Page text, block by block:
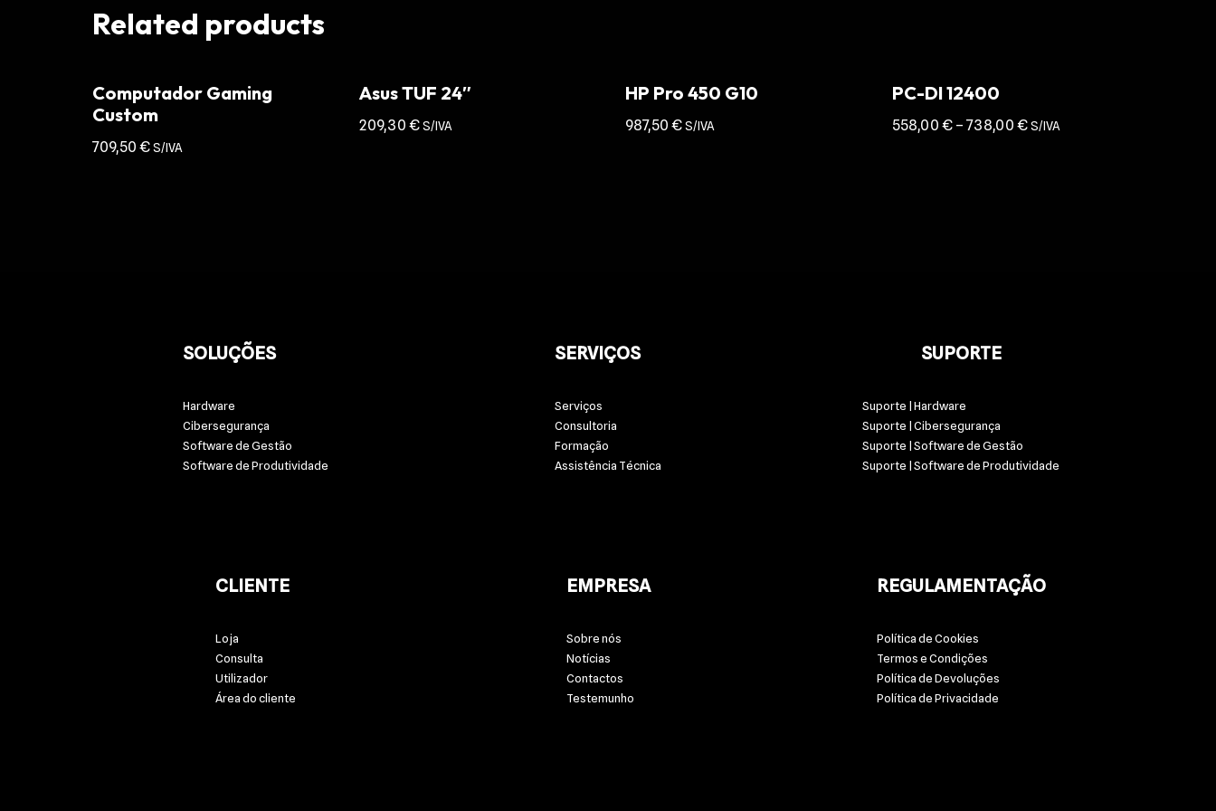
Related products
Computador Gaming
Custom
709,50 €S/IVA
Asus TUF 24″
209,30 € S/IVA
HP Pro 450 G10
987,50€ S/IVA
PC-DI 12400
558,00€ –738,00€S/IVA
SOLUÇÕES
Hardware
Cibersegurança
Software de Gestão
Software de Produtividade
CLIENTE
Loja
Consulta
Utilizador
Área do cliente
SERVIÇOS
Serviços
Consultoria
Formação
Assistência Técnica
EMPRESA
Sobre nós
Notícias
Contactos
Testemunho
SUPORTE
Suporte | Hardware
Suporte | Cibersegurança
Suporte | Software de Gestão
Suporte | Software de Produtividade
REGULAMENTAÇÃO
Política de Cookies
Termos e Condições
Política de Devoluções
Política de Privacidade